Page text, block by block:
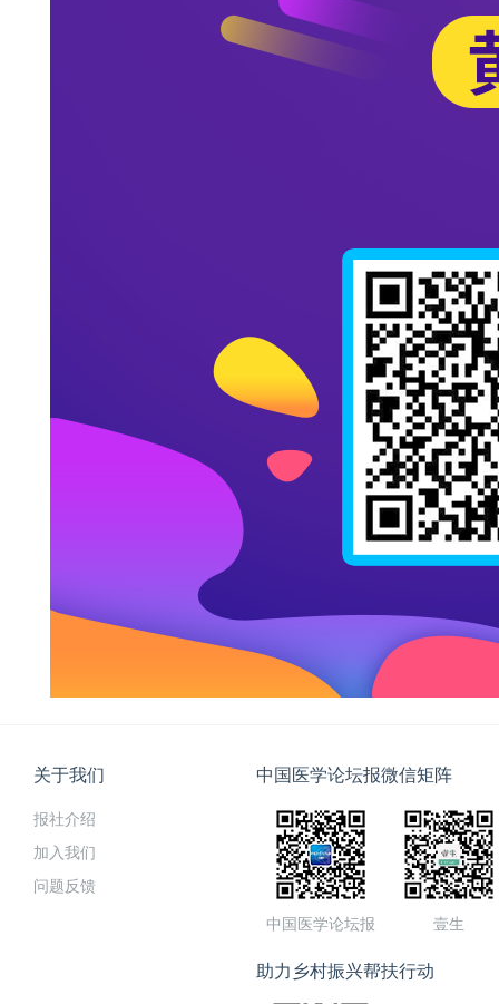
关于我们
报社介绍
加入我们
问题反馈
中国医学论坛报微信矩阵
中国医学论坛报 壹生
助力乡村振兴帮扶行动